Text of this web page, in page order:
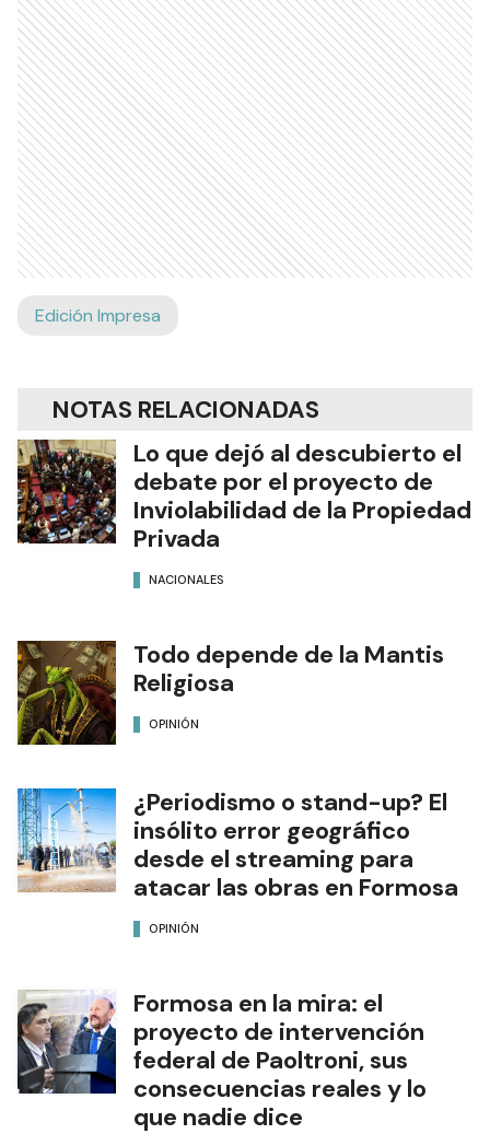
Edición Impresa
NOTAS RELACIONADAS
Lo que dejó al descubierto el
debate por el proyecto de
Inviolabilidad de la Propiedad
Privada
NACIONALES
Todo depende de la Mantis
Religiosa
OPINIÓN
¿Periodismo o stand-up? El
insólito error geográfico
desde el streaming para
atacar las obras en Formosa
OPINIÓN
Formosa en la mira: el
proyecto de intervención
federal de Paoltroni, sus
consecuencias reales y lo
que nadie dice